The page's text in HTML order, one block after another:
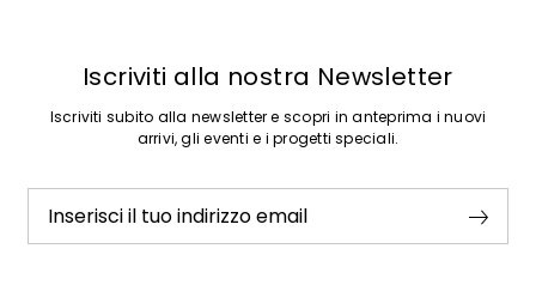
Iscriviti alla nostra Newsletter
Iscriviti subito alla newsletter e scopri in anteprima i nuovi
arrivi, gli eventi e i progetti speciali.
Inserisci il tuo indirizzo email